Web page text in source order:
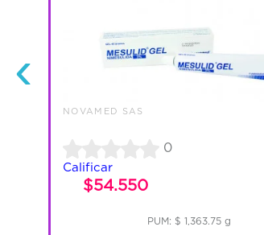
‹
NOVAMED SAS
0
Calificar
$54.550
PUM: $ 1,363.75 g